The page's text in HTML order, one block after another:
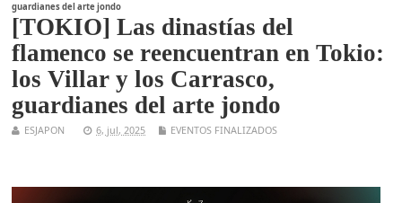
guardianes del arte jondo
[TOKIO] Las dinastías del
flamenco se reencuentran en Tokio:
los Villar y los Carrasco,
guardianes del arte jondo
ESJAPON 6, jul, 2025 EVENTOS FINALIZADOS